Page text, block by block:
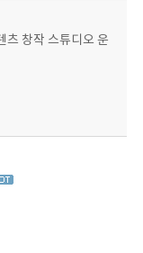
츠 창작 스튜디오 운